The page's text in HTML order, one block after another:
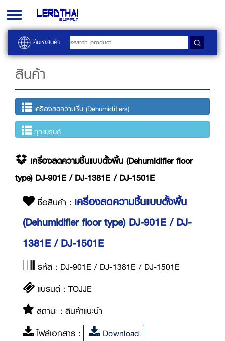
Toggle
navigation
ค้นหาสินค้า
สินค้า
เครื่องลดความชื้น (Dehumidifiers)
ทุกแบรนด์
เครื่องลดความชื้นแบบตั้งพื้น (Dehumidifier floor
type) DJ-901E / DJ-1381E / DJ-1501E
ชื่อสินค้า : เครื่องลดความชื้นแบบตั้งพื้น
(Dehumidifier floor type) DJ-901E / DJ-
1381E / DJ-1501E
รหัส : DJ-901E / DJ-1381E / DJ-1501E
แบรนด์ : TOJJE
สถานะ : สินค้าแนะนำ
ไฟล์เอกสาร :
Download